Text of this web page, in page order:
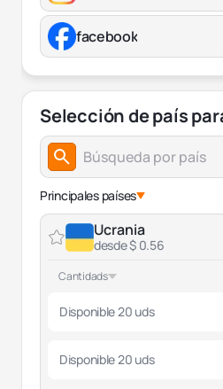
facebook
Selección de país
Principales países
Ucrania
desde $ 0.56
Cantidads
Disponible 20 uds
Disponible 20 uds